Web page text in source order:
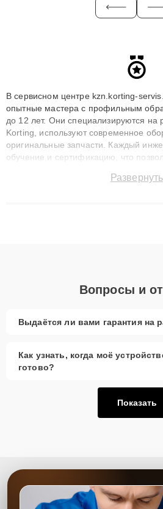
В сервисном центре kzn.korting-
опытные мастера с профильным
до 12 лет. Они специализируются на
Korting, используют современное
оригинальные запчасти. Каждый
обучение и сертификацию, что
сохранением гарантии до 3 лет.
Развернуть
Вопросы и
Выдаётся ли вами гарантия на
Как узнать, когда моё
готово?
Показать